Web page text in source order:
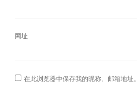
网址
在此浏览器中保存我的昵称、邮箱地址。